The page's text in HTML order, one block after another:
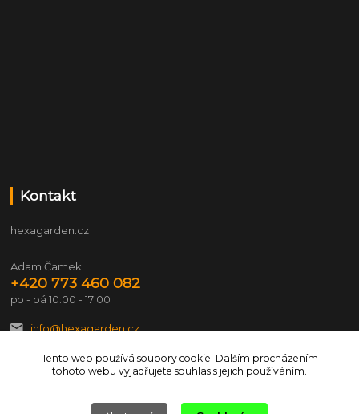
Kontakt
hexagarden.cz
Adam Čamek
+420 773 460 082
po - pá 10:00 - 17:00
info@hexagarden.cz
Tento web používá soubory cookie. Dalším procházením
tohoto webu vyjadřujete souhlas s jejich používáním.